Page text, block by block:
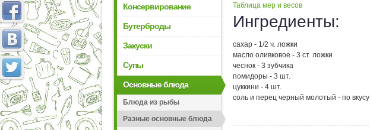
Консервирование
Бутерброды
Закуски
Супы
Основные блюда
Блюда из рыбы
Разные основные блюда
Таблица мер и весов
Ингредиенты:
сахар - 1/2 ч. ложки
масло оливковое - 3 ст. ложки
чеснок - 3 зубчика
помидоры - 3 шт.
цуккини - 4 шт.
соль и перец черный молотый - по вкусу